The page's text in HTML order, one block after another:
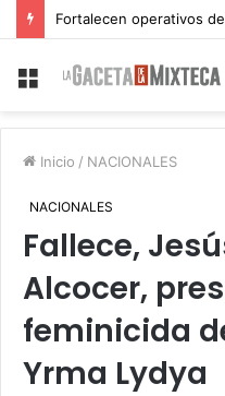
Menu
Inicio / NACIONALES
NACIONALES
Fallece,
Alcocer,
feminicida
Yrma Lydya